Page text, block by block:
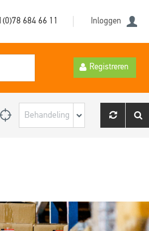
684 66 11 Inloggen
Registreren